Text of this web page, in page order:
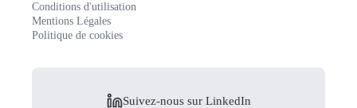
Conditions d'utilisation
Mentions Légales
Politique de cookies
Suivez-nous sur LinkedIn